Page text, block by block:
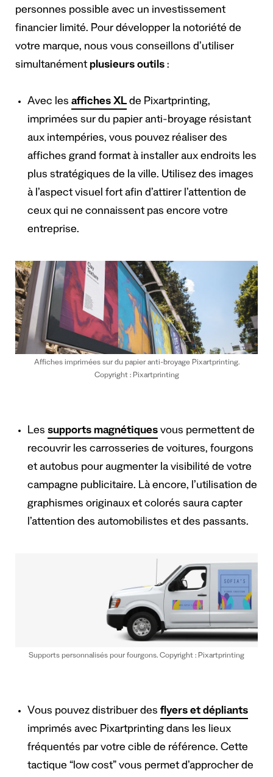
personnes possible avec un investissement
financier limité. Pour développer la notoriété de
votre marque, nous vous conseillons d’utiliser
simultanémentplusieurs outils :
Avec les affiches XL de Pixartprinting,
imprimées sur du papier anti-broyage résistant
aux intempéries, vous pouvez réaliser des
affiches grand format à installer aux endroits les
plus stratégiques de la ville. Utilisez des images
à l’aspect visuel fort afin d’attirer l’attention de
ceux qui ne connaissent pas encore votre
entreprise.
Affiches imprimées sur du papier anti-broyage Pixartprinting.
Copyright : Pixartprinting
Les supports magnétiques vous permettent de
recouvrir les carrosseries de voitures, fourgons
et autobus pour augmenter la visibilité de votre
campagne publicitaire. Là encore, l’utilisation de
graphismes originaux et colorés saura capter
l’attention des automobilistes et des passants.
Supports personnalisés pour fourgons. Copyright : Pixartprinting
Vous pouvez distribuer des flyers et dépliants
imprimés avec Pixartprinting dans les lieux
fréquentés par votre cible de référence. Cette
tactique “low cost” vous permet d’approcher de